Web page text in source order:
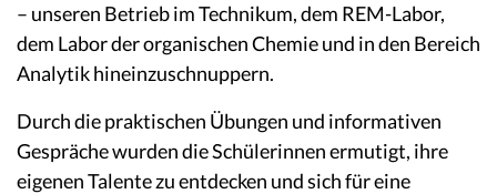
– unseren Betrieb im Technikum, dem REM-Labor,
dem Labor der organischen Chemie und in den Bereich
Analytik hineinzuschnuppern.
Durch die praktischen Übungen und informativen
Gespräche wurden die Schülerinnen ermutigt, ihre
eigenen Talente zu entdecken und sich für eine